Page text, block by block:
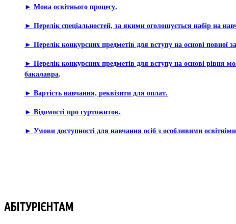
► Мова освітнього процесу.
► Перелік спеціальностей, за якими оголошується набір на
► Перелік конкурсних предметів для вступу на основі повної
► Перелік конкурсних предметів для вступу на основі рівня
бакалавра.
► Вартість навчання, реквізити для оплат.
► Відомості про гуртожиток.
► Умови доступності для навчання осіб з особливими
АБІТУРІЄНТАМ